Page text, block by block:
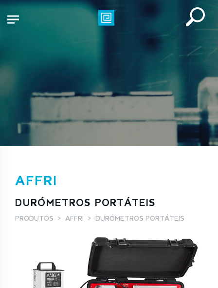
AFFRI
DURÓMETROS PORTÁTEIS
PRODUTOS AFFRI DURÓMETROS PORTÁTEIS